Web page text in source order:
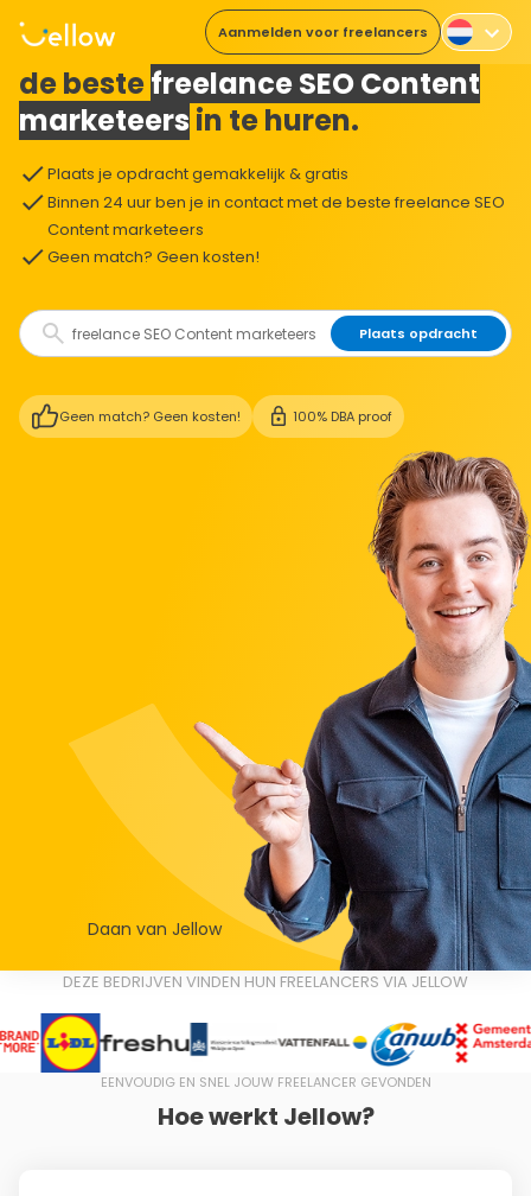
Aanmelden voor freelancers
De makkelijkste manier om
de bestefreelance SEO Content
marketeers in te huren.
Plaats je opdracht gemakkelijk & gratis
Binnen 24 uur ben je in contact met de beste freelance SEO
Content marketeers
Geen match? Geen kosten!
Plaats opdracht
Geen match? Geen kosten! 100% DBA proof
Daan van Jellow
DEZE BEDRIJVEN VINDEN HUN FREELANCERS VIA JELLOW
EENVOUDIG EN SNEL JOUW FREELANCER GEVONDEN
Hoe werkt Jellow?